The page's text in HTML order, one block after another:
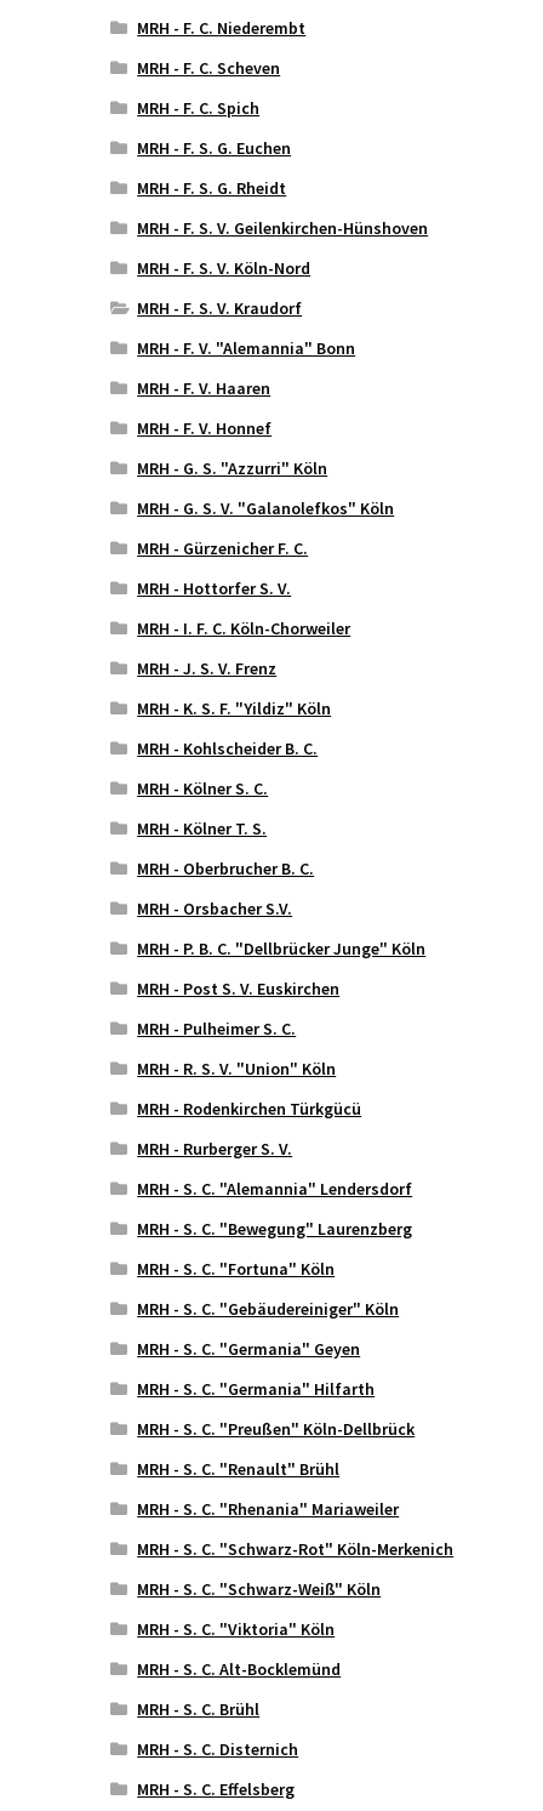
MRH - F. C. Niederembt
MRH - F. C. Scheven
MRH - F. C. Spich
MRH - F. S. G. Euchen
MRH - F. S. G. Rheidt
MRH - F. S. V. Geilenkirchen-Hünshoven
MRH - F. S. V. Köln-Nord
MRH - F. S. V. Kraudorf
MRH - F. V. "Alemannia" Bonn
MRH - F. V. Haaren
MRH - F. V. Honnef
MRH - G. S. "Azzurri" Köln
MRH - G. S. V. "Galanolefkos" Köln
MRH - Gürzenicher F. C.
MRH - Hottorfer S. V.
MRH - I. F. C. Köln-Chorweiler
MRH - J. S. V. Frenz
MRH - K. S. F. "Yildiz" Köln
MRH - Kohlscheider B. C.
MRH - Kölner S. C.
MRH - Kölner T. S.
MRH - Oberbrucher B. C.
MRH - Orsbacher S.V.
MRH - P. B. C. "Dellbrücker Junge" Köln
MRH - Post S. V. Euskirchen
MRH - Pulheimer S. C.
MRH - R. S. V. "Union" Köln
MRH - Rodenkirchen Türkgücü
MRH - Rurberger S. V.
MRH - S. C. "Alemannia" Lendersdorf
MRH - S. C. "Bewegung" Laurenzberg
MRH - S. C. "Fortuna" Köln
MRH - S. C. "Gebäudereiniger" Köln
MRH - S. C. "Germania" Geyen
MRH - S. C. "Germania" Hilfarth
MRH - S. C. "Preußen" Köln-Dellbrück
MRH - S. C. "Renault" Brühl
MRH - S. C. "Rhenania" Mariaweiler
MRH - S. C. "Schwarz-Rot" Köln-Merkenich
MRH - S. C. "Schwarz-Weiß" Köln
MRH - S. C. "Viktoria" Köln
MRH - S. C. Alt-Bocklemünd
MRH - S. C. Brühl
MRH - S. C. Disternich
MRH - S. C. Effelsberg